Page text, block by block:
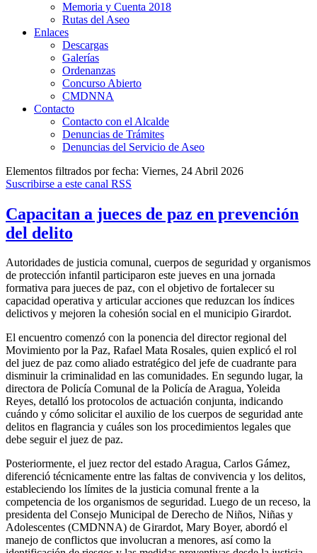
Memoria y Cuenta 2018
Rutas del Aseo
Enlaces
Descargas
Galerías
Ordenanzas
Concurso Abierto
CMDNNA
Contacto
Contacto con el Alcalde
Denuncias de Trámites
Denuncias del Servicio de Aseo
Elementos filtrados por fecha: Viernes, 24 Abril 2026
Suscribirse a este canal RSS
Capacitan a jueces de paz en prevención
del delito
Autoridades de justicia comunal, cuerpos de seguridad y organismos
de protección infantil participaron este jueves en una jornada
formativa para jueces de paz, con el objetivo de fortalecer su
capacidad operativa y articular acciones que reduzcan los índices
delictivos y mejoren la cohesión social en el municipio Girardot.
El encuentro comenzó con la ponencia del director regional del
Movimiento por la Paz, Rafael Mata Rosales, quien explicó el rol
del juez de paz como aliado estratégico del jefe de cuadrante para
disminuir la criminalidad en las comunidades. En segundo lugar, la
directora de Policía Comunal de la Policía de Aragua, Yoleida
Reyes, detalló los protocolos de actuación conjunta, indicando
cuándo y cómo solicitar el auxilio de los cuerpos de seguridad ante
delitos en flagrancia y cuáles son los procedimientos legales que
debe seguir el juez de paz.
Posteriormente, el juez rector del estado Aragua, Carlos Gámez,
diferenció técnicamente entre las faltas de convivencia y los delitos,
estableciendo los límites de la justicia comunal frente a la
competencia de los organismos de seguridad. Luego de un receso, la
presidenta del Consejo Municipal de Derecho de Niños, Niñas y
Adolescentes (CMDNNA) de Girardot, Mary Boyer, abordó el
manejo de conflictos que involucran a menores, así como la